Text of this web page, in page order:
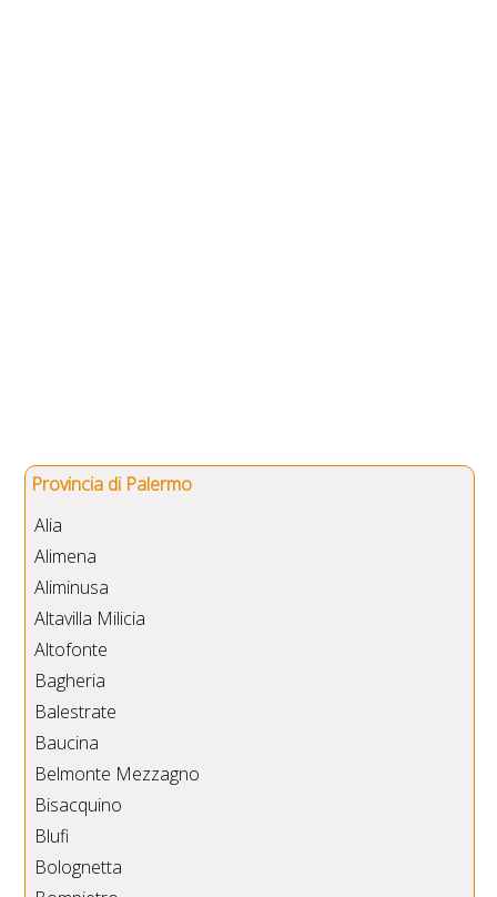
Provincia di Palermo
Alia
Alimena
Aliminusa
Altavilla Milicia
Altofonte
Bagheria
Balestrate
Baucina
Belmonte Mezzagno
Bisacquino
Blufi
Bolognetta